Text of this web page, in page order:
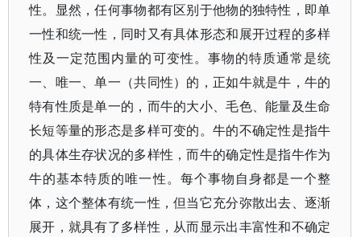
性。显然，任何事物都有区别于他物的独特性，即单
一性和统一性，同时又有具体形态和展开过程的多样
性及一定范围内量的可变性。事物的特质通常是统
一、唯一、单一（共同性）的，正如牛就是牛，牛的
特有性质是单一的，而牛的大小、毛色、能量及生命
长短等量的形态是多样可变的。牛的不确定性是指牛
的具体生存状况的多样性，而牛的确定性是指牛作为
牛的基本特质的唯一性。每个事物自身都是一个整
体，这个整体有统一性，但当它充分弥散出去、逐渐
展开，就具有了多样性，从而显示出丰富性和不确定